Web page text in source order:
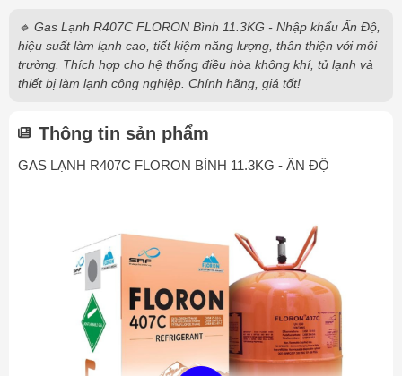
🔹 Gas Lạnh R407C FLORON Bình 11.3KG - Nhập khẩu Ấn Độ,
hiệu suất làm lạnh cao, tiết kiệm năng lượng, thân thiện với môi
trường. Thích hợp cho hệ thống điều hòa không khí, tủ lạnh và
thiết bị làm lạnh công nghiệp. Chính hãng, giá tốt!
Thông tin sản phẩm
GAS LẠNH R407C FLORON BÌNH 11.3KG - ẤN ĐỘ